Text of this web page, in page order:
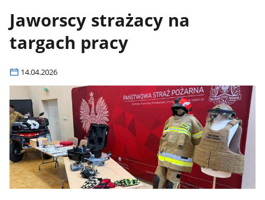
Jaworscy strażacy na
targach pracy
14.04.2026